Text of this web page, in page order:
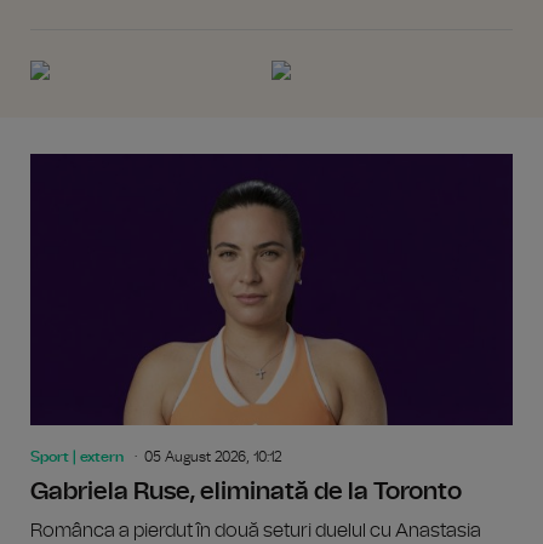
Sport | extern 05 August 2026, 10:12
Gabriela Ruse, eliminată de la Toronto
Românca a pierdut în două seturi duelul cu Anastasia